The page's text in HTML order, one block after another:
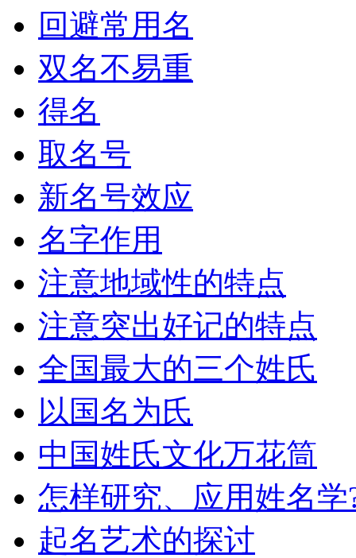
回避常用名
双名不易重
得名
取名号
新名号效应
名字作用
注意地域性的特点
注意突出好记的特点
全国最大的三个姓氏
以国名为氏
中国姓氏文化万花筒
怎样研究、应用姓名学
起名艺术的探讨